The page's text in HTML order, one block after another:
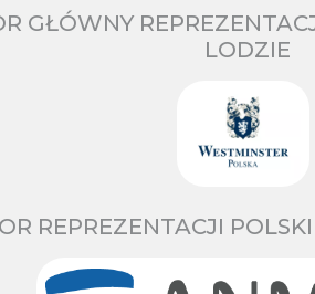
GŁÓWNY
LODZIE
REPREZENTACJI